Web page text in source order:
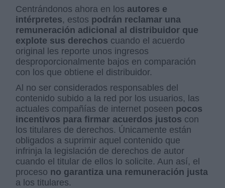
Centrándonos ahora en los autores e
intérpretes, estos podrán reclamar una
remuneración adicional al distribuidor que
explote sus derechos cuando el acuerdo
original les reporte unos ingresos
desproporcionalmente bajos en comparación
con los que obtiene el distribuidor.
Al no ser considerados responsables del
contenido subido a la red por los usuarios, las
actuales compañías de internet poseen pocos
incentivos para firmar acuerdos justos con
los titulares de derechos. Únicamente están
obligados a suprimir aquel contenido que
infrinja la legislación de derechos de autor
cuando el titular de ellos lo solicite. Aun así, el
proceso no garantiza una remuneración justa
a los titulares.